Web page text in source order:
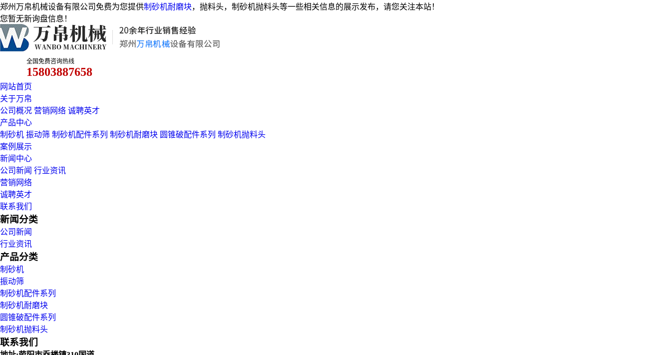
郑州万帛机械设备有限公司免费为您提供制砂机耐磨块，抛料头，制砂机抛料头等一些相关信息的展示发布，请您关注本站！
您暂无新询盘信息！
全国免费咨询热线
15803887658
网站首页
关于万帛
公司概况 营销网络 诚聘英才
产品中心
制砂机 振动筛 制砂机配件系列 制砂机耐磨块 圆锥破配件系列 制砂机抛料头
案例展示
新闻中心
公司新闻 行业资讯
营销网络
诚聘英才
联系我们
新闻分类
公司新闻
行业资讯
产品分类
制砂机
振动筛
制砂机配件系列
制砂机耐磨块
圆锥破配件系列
制砂机抛料头
联系我们